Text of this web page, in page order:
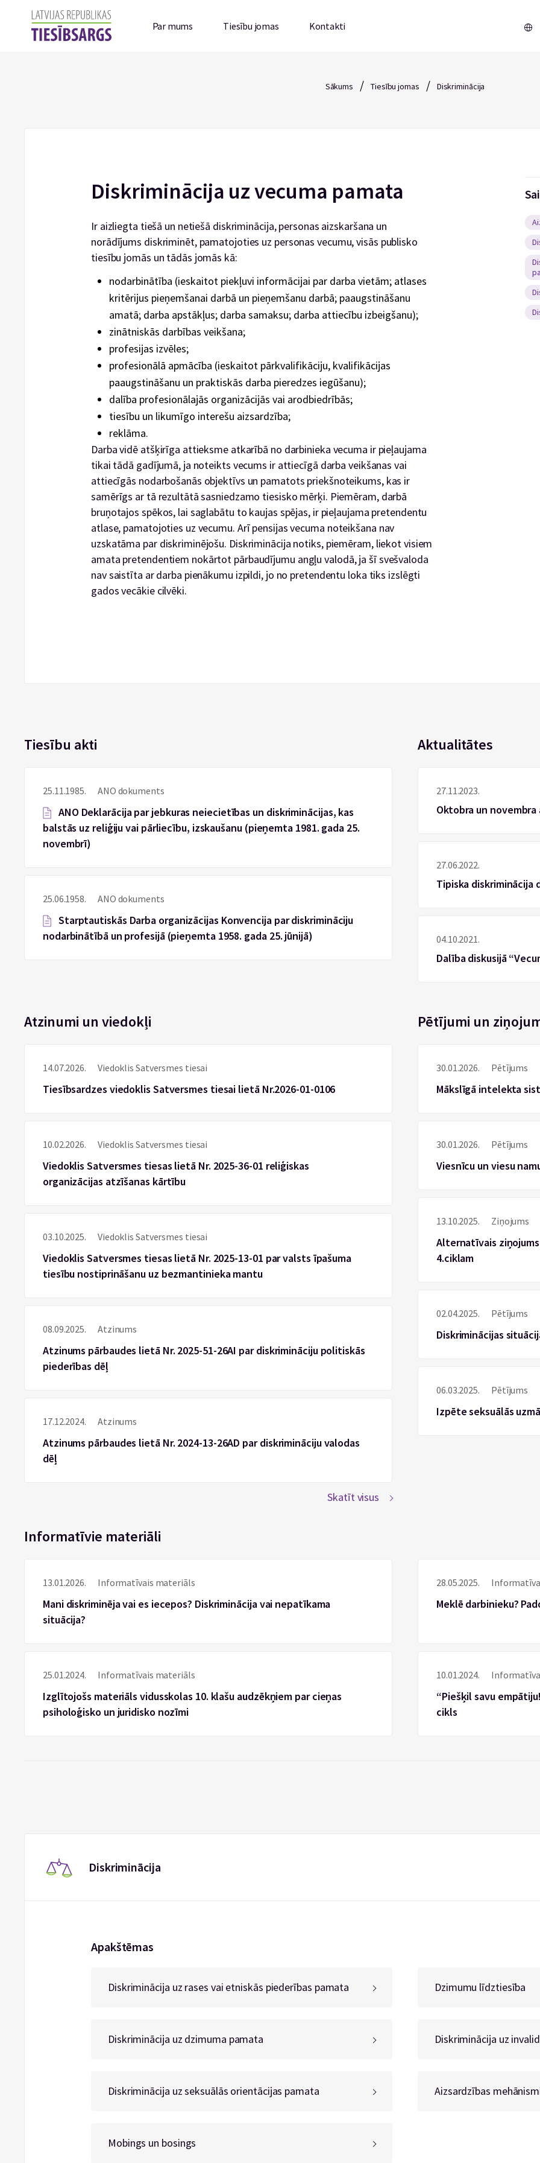
Par mums Tiesību jomas Kontakti
Sākums / Tiesību jomas / Diskriminācija
Diskriminācija uz vecuma pamata
Ir aizliegta tiešā un netiešā diskriminācija, personas aizskaršana un
norādījums diskriminēt, pamatojoties uz personas vecumu, visās publisko
tiesību jomās un tādās jomās kā:
nodarbinātība (ieskaitot piekļuvi informācijai par darba vietām; atlases
kritērijus pieņemšanai darbā un pieņemšanu darbā; paaugstināšanu
amatā; darba apstākļus; darba samaksu; darba attiecību izbeigšanu);
zinātniskās darbības veikšana;
profesijas izvēles;
profesionālā apmācība (ieskaitot pārkvalifikāciju, kvalifikācijas
paaugstināšanu un praktiskās darba pieredzes iegūšanu);
dalība profesionālajās organizācijās vai arodbiedrībās;
tiesību un likumīgo interešu aizsardzība;
reklāma.
Darba vidē atšķirīga attieksme atkarībā no darbinieka vecuma ir pieļaujama
tikai tādā gadījumā, ja noteikts vecums ir attiecīgā darba veikšanas vai
attiecīgās nodarbošanās objektīvs un pamatots priekšnoteikums, kas ir
samērīgs ar tā rezultātā sasniedzamo tiesisko mērķi. Piemēram, darbā
bruņotajos spēkos, lai saglabātu to kaujas spējas, ir pieļaujama pretendentu
atlase, pamatojoties uz vecumu. Arī pensijas vecuma noteikšana nav
uzskatāma par diskriminējošu. Diskriminācija notiks, piemēram, liekot visiem
amata pretendentiem nokārtot pārbaudījumu angļu valodā, ja šī svešvaloda
nav saistīta ar darba pienākumu izpildi, jo no pretendentu loka tiks izslēgti
gados vecākie cilvēki.
Tiesību akti
25.11.1985. ANO dokuments
ANO Deklarācija par jebkuras neiecietības un diskriminācijas, kas
balstās uz reliģiju vai pārliecību, izskaušanu (pieņemta 1981. gada 25.
novembrī)
25.06.1958. ANO dokuments
Starptautiskās Darba organizācijas Konvencija par diskrimināciju
nodarbinātībā un profesijā (pieņemta 1958. gada 25. jūnijā)
Aktualitātes
27.11.2023.
Oktobra un
27.06.2022.
Tipiska diskriminācija
04.10.2021.
Dalība diskusijā
Atzinumi un viedokļi
14.07.2026. Viedoklis Satversmes tiesai
Tiesībsardzes viedoklis Satversmes tiesai lietā Nr.2026-01-0106
10.02.2026. Viedoklis Satversmes tiesai
Viedoklis Satversmes tiesas lietā Nr. 2025-36-01 reliģiskas
organizācijas atzīšanas kārtību
03.10.2025. Viedoklis Satversmes tiesai
Viedoklis Satversmes tiesas lietā Nr. 2025-13-01 par valsts īpašuma
tiesību nostiprināšanu uz bezmantinieka mantu
08.09.2025. Atzinums
Atzinums pārbaudes lietā Nr. 2025-51-26AI par diskrimināciju politiskās
piederības dēļ
17.12.2024. Atzinums
Atzinums pārbaudes lietā Nr. 2024-13-26AD par diskrimināciju valodas
dēļ
Skatīt visus
Pētījumi un
30.01.2026. Pētījums
Mākslīgā intelekta
30.01.2026. Pētījums
Viesnīcu un viesu
13.10.2025. Ziņojums
Alternatīvais ziņojums
4.ciklam
02.04.2025. Pētījums
Diskriminācijas
06.03.2025. Pētījums
Izpēte seksuālās
Informatīvie materiāli
13.01.2026. Informatīvais materiāls
Mani diskriminēja vai es iecepos? Diskriminācija vai nepatīkama
situācija?
28.05.2025.
Meklē darbinieku?
25.01.2024. Informatīvais materiāls
Izglītojošs materiāls vidusskolas 10. klašu audzēkņiem par cieņas
psiholoģisko un juridisko nozīmi
10.01.2024.
“Piešķil savu
cikls
Diskriminācija
Apakštēmas
Diskriminācija uz rases vai etniskās piederības pamata Dzimumu līdztiesība
Diskriminācija uz dzimuma pamata Diskriminācija uz
Diskriminācija uz seksuālās orientācijas pamata Aizsardzības
Mobings un bosings